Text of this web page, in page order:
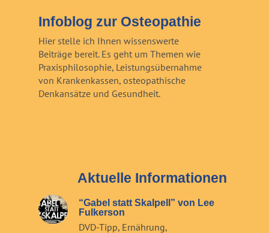
Infoblog zur Osteopathie
Hier stelle ich Ihnen wissenswerte
Beiträge bereit. Es geht um Themen wie
Praxisphilosophie, Leistungsübernahme
von Krankenkassen, osteopathische
Denkansätze und Gesundheit.
Aktuelle Informationen
“Gabel statt Skalpell” von Lee
Fulkerson
DVD-Tipp, Ernährung,